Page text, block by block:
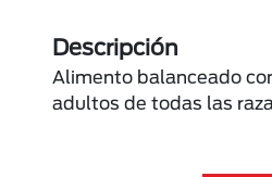
Descripción
Alimento balanceado
adultos de todas las